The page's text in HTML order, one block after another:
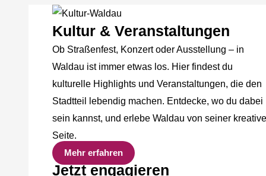
Kultur & Veranstaltungen
Ob Straßenfest, Konzert oder Ausstellung – in
Waldau ist immer etwas los. Hier findest du
kulturelle Highlights und Veranstaltungen, die den
Stadtteil lebendig machen. Entdecke, wo du dabei
sein kannst, und erlebe Waldau von seiner
Seite.
Mehr erfahren
Jetzt engagieren